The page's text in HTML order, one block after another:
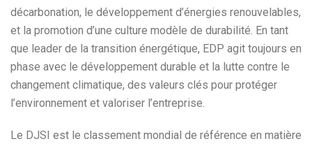
décarbonation, le développement d’énergies renouvelables,
et la promotion d’une culture modèle de durabilité. En tant
que leader de la transition énergétique, EDP agit toujours en
phase avec le développement durable et la lutte contre le
changement climatique, des valeurs clés pour protéger
l’environnement et valoriser l’entreprise.
Le DJSI est le classement mondial de référence en matière